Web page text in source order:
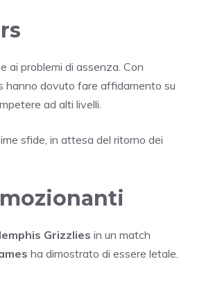
ai problemi di assenza. Con
hanno dovuto fare affidamento su
ad alti livelli.
sfide, in attesa del ritorno dei
Grizzlies in un match
ha dimostrato di essere letale.